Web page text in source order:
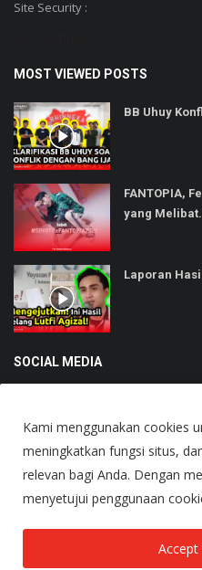
Site Security :
MOST VIEWED POSTS
BB Uhuy
FANTOPIA,
yang
Laporan
SOCIAL MEDIA
Copyright © 2025
About Us
Kami menggunakan cookies
meningkatkan fungsi situs,
relevan bagi Anda. Dengan
menyetujui penggunaan
Accept